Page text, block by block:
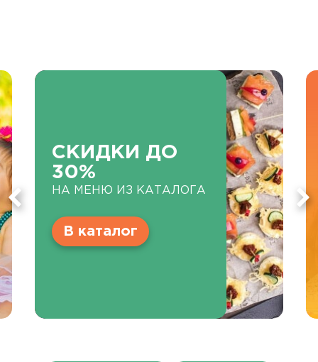
СКИДКИ ДО
30%
НА МЕНЮ ИЗ КАТАЛОГА
В каталог